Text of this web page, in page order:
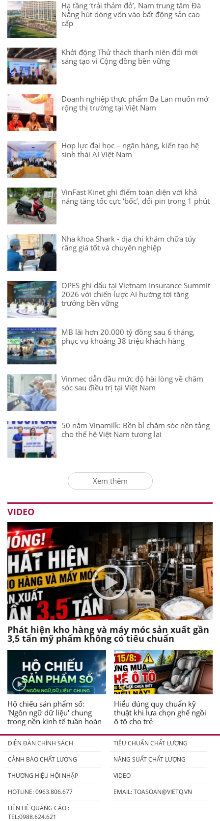
Hạ tầng ‘trải thảm đỏ’, Nam trung tâm Đà
Nẵng hút dòng vốn vào bất động sản cao
cấp
Khởi động Thử thách thanh niên đổi mới
sáng tạo vì Cộng đồng bền vững
Doanh nghiệp thực phẩm Ba Lan muốn mở
rộng thị trường tại Việt Nam
Hợp lực đại học – ngân hàng, kiến tạo hệ
sinh thái AI Việt Nam
VinFast Kinet ghi điểm toàn diện với khả
năng tăng tốc cực ‘bốc’, đổi pin trong 1 phút
Nha khoa Shark - địa chỉ khám chữa tủy
răng giá tốt và chuyên nghiệp
OPES ghi dấu tại Vietnam Insurance Summit
2026 với chiến lược AI hướng tới tăng
trưởng bền vững
MB lãi hơn 20.000 tỷ đồng sau 6 tháng,
phục vụ khoảng 38 triệu khách hàng
Vinmec dẫn đầu mức độ hài lòng về chăm
sóc sau điều trị tại Việt Nam
50 năm Vinamilk: Bền bỉ chăm sóc nền tảng
cho thế hệ Việt Nam tương lai
Xem thêm
VIDEO
Phát hiện kho hàng và máy móc sản xuất gần
3,5 tấn mỹ phẩm không có tiêu chuẩn
Hộ chiếu sản phẩm số:
'Ngôn ngữ dữ liệu' chung
trong nền kinh tế tuần hoàn
Hiểu đúng quy chuẩn kỹ
thuật khi lựa chọn ghế ngồi
ô tô cho trẻ
DIỄN ĐÀN CHÍNH SÁCH
TIÊU CHUẨN CHẤT LƯỢNG
CẢNH BÁO CHẤT LƯỢNG
NĂNG SUẤT CHẤT LƯỢNG
THƯƠNG HIỆU HỘI NHẬP
VIDEO
HOTLINE: 0963.806.677
EMAIL:TOASOAN@VIETQ.VN
LIÊN HỆ QUẢNG CÁO :
TEL:0988.624.621